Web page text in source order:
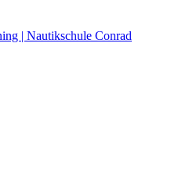
| Nautikschule Conrad